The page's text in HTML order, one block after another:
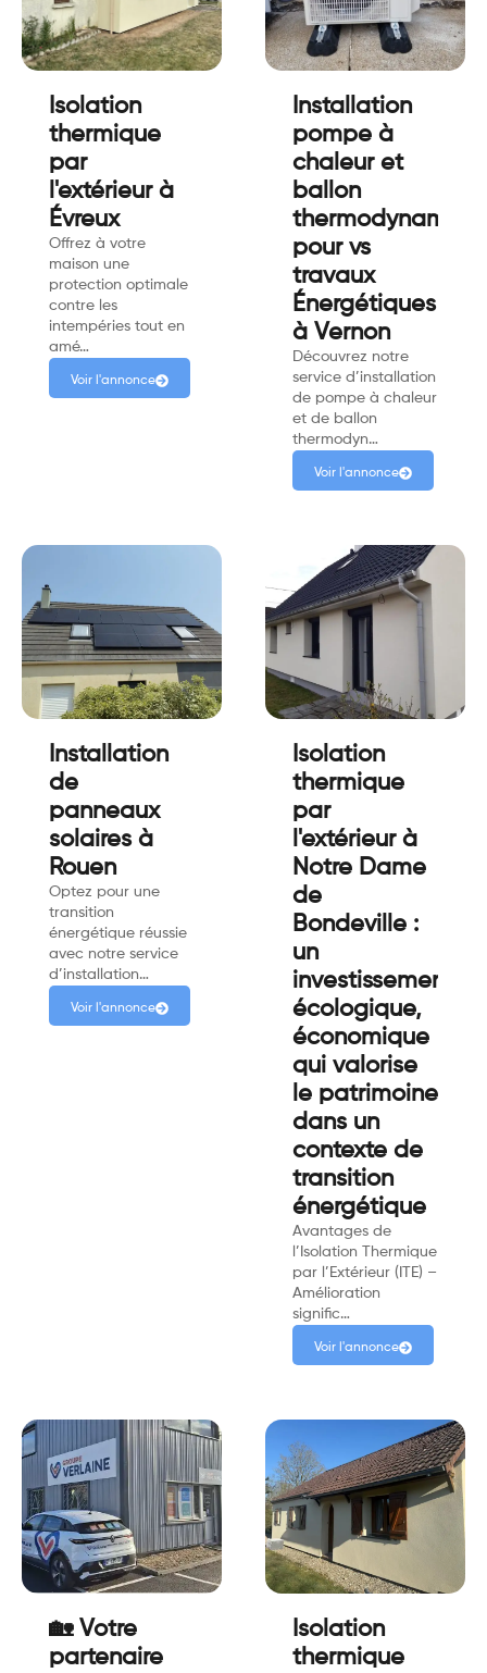
Isolation
thermique
par
l'extérieur à
Évreux
Offrez à votre
maison une
protection optimale
contre les
intempéries tout en
amé…
Voir l'annonce
Installation
pompe à
chaleur et
ballon
pour vs
travaux
Énergétiques
à Vernon
Découvrez notre
service d’installation
de pompe à chaleur
et de ballon
thermodyn…
Voir l'annonce
Installation
de
panneaux
solaires à
Rouen
Optez pour une
transition
énergétique réussie
avec notre service
d’installation…
Voir l'annonce
Isolation
thermique
par
l'extérieur à
Notre Dame
de
Bondeville :
un
investissement
écologique,
économique
qui valorise
le patrimoine
dans un
contexte de
transition
énergétique
Avantages de
l’Isolation Thermique
par l’Extérieur (ITE) –
Amélioration
signific…
Voir l'annonce
🏡 Votre
partenaire
Isolation
thermique